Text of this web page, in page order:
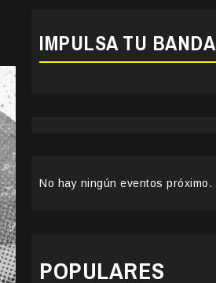
IMPULSA TU BANDA
No hay ningún eventos próximo.
POPULARES